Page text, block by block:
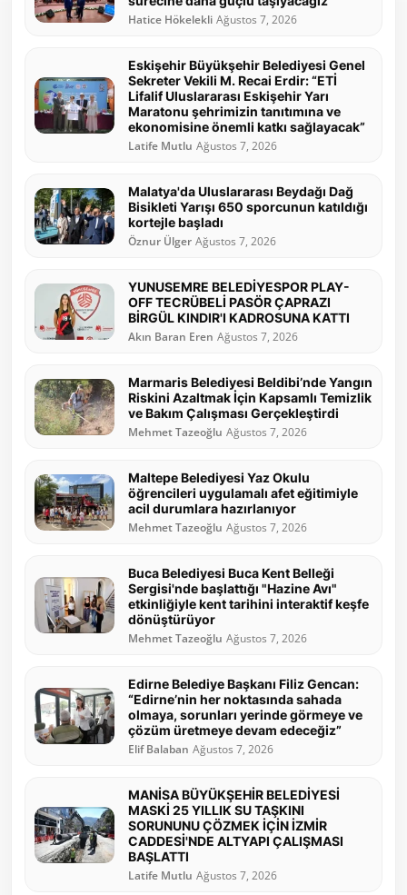
Hatice Hökelekli Ağustos 7, 2026
Eskişehir Büyükşehir Belediyesi Genel
Sekreter Vekili M. Recai Erdir: “ETİ
Lifalif Uluslararası Eskişehir Yarı
Maratonu şehrimizin tanıtımına ve
ekonomisine önemli katkı sağlayacak”
Latife Mutlu Ağustos 7, 2026
Malatya'da Uluslararası Beydağı Dağ
Bisikleti Yarışı 650 sporcunun katıldığı
kortejle başladı
Öznur Ülger Ağustos 7, 2026
YUNUSEMRE BELEDİYESPOR PLAY-
OFF TECRÜBELİ PASÖR ÇAPRAZI
BİRGÜL KINDIR'I KADROSUNA KATTI
Akın Baran Eren Ağustos 7, 2026
Marmaris Belediyesi Beldibi’nde Yangın
Riskini Azaltmak İçin Kapsamlı Temizlik
ve Bakım Çalışması Gerçekleştirdi
Mehmet Tazeoğlu Ağustos 7, 2026
Maltepe Belediyesi Yaz Okulu
öğrencileri uygulamalı afet eğitimiyle
acil durumlara hazırlanıyor
Mehmet Tazeoğlu Ağustos 7, 2026
Buca Belediyesi Buca Kent Belleği
Sergisi'nde başlattığı "Hazine Avı"
etkinliğiyle kent tarihini interaktif keşfe
dönüştürüyor
Mehmet Tazeoğlu Ağustos 7, 2026
Edirne Belediye Başkanı Filiz Gencan:
“Edirne’nin her noktasında sahada
olmaya, sorunları yerinde görmeye ve
çözüm üretmeye devam edeceğiz”
Elif Balaban Ağustos 7, 2026
MANİSA BÜYÜKŞEHİR BELEDİYESİ
MASKİ 25 YILLIK SU TAŞKINI
SORUNUNU ÇÖZMEK İÇİN İZMİR
CADDESİ'NDE ALTYAPI ÇALIŞMASI
BAŞLATTI
Latife Mutlu Ağustos 7, 2026